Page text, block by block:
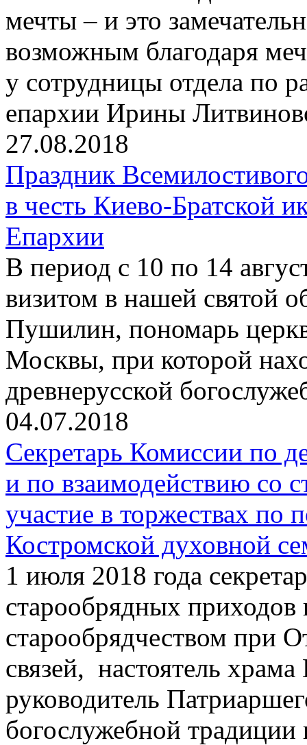
мечты – и это
возможным благодаря
у сотрудницы отдела по
епархии Ирины
27.08.2018
Праздник
в честь Киево-Братской
Епархии
В период с 10 по 14
визитом в нашей святой
Пушилин, пономарь
Москвы, при которой
древнерусской
04.07.2018
Секретарь Комиссии по
и по взаимодействию со
участие в торжествах по
Костромской духовной
1 июля 2018 года
старообрядных
старообрядчеством при
связей, настоятель
руководитель
богослужебной